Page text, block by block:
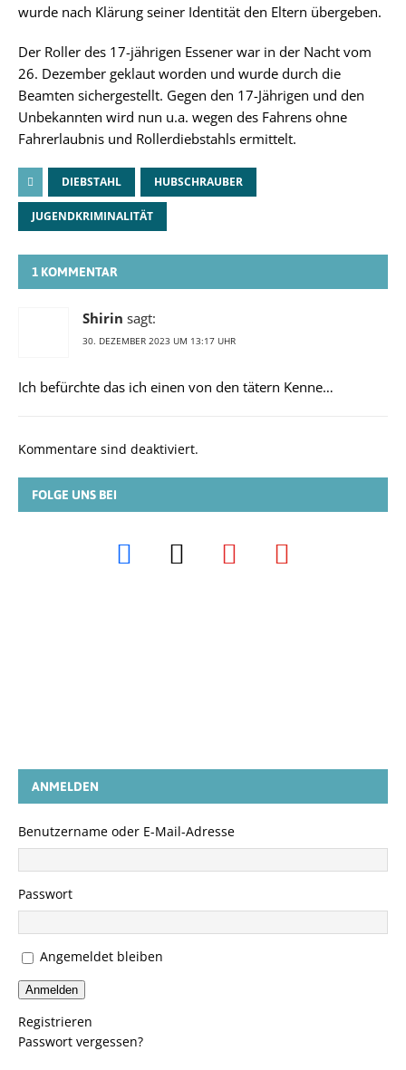
wurde nach Klärung seiner Identität den Eltern übergeben.
Der Roller des 17-jährigen Essener war in der Nacht vom
26. Dezember geklaut worden und wurde durch die
Beamten sichergestellt. Gegen den 17-Jährigen und den
Unbekannten wird nun u.a. wegen des Fahrens ohne
Fahrerlaubnis und Rollerdiebstahls ermittelt.
DIEBSTAHL HUBSCHRAUBER
JUGENDKRIMINALITÄT
1 KOMMENTAR
Shirin sagt:
30. DEZEMBER 2023 UM 13:17 UHR
Ich befürchte das ich einen von den tätern Kenne…
Kommentare sind deaktiviert.
FOLGE UNS BEI
ANMELDEN
Benutzername oder E-Mail-Adresse
Passwort
Angemeldet bleiben
Anmelden
Registrieren
Passwort vergessen?